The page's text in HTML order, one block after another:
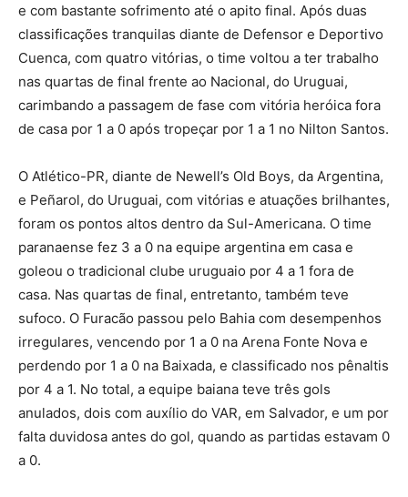
e com bastante sofrimento até o apito final. Após duas
classificações tranquilas diante de Defensor e Deportivo
Cuenca, com quatro vitórias, o time voltou a ter trabalho
nas quartas de final frente ao Nacional, do Uruguai,
carimbando a passagem de fase com vitória heróica fora
de casa por 1 a 0 após tropeçar por 1 a 1 no Nilton Santos.
O Atlético-PR, diante de Newell’s Old Boys, da Argentina,
e Peñarol, do Uruguai, com vitórias e atuações brilhantes,
foram os pontos altos dentro da Sul-Americana. O time
paranaense fez 3 a 0 na equipe argentina em casa e
goleou o tradicional clube uruguaio por 4 a 1 fora de
casa. Nas quartas de final, entretanto, também teve
sufoco. O Furacão passou pelo Bahia com desempenhos
irregulares, vencendo por 1 a 0 na Arena Fonte Nova e
perdendo por 1 a 0 na Baixada, e classificado nos pênaltis
por 4 a 1. No total, a equipe baiana teve três gols
anulados, dois com auxílio do VAR, em Salvador, e um por
falta duvidosa antes do gol, quando as partidas estavam 0
a 0.